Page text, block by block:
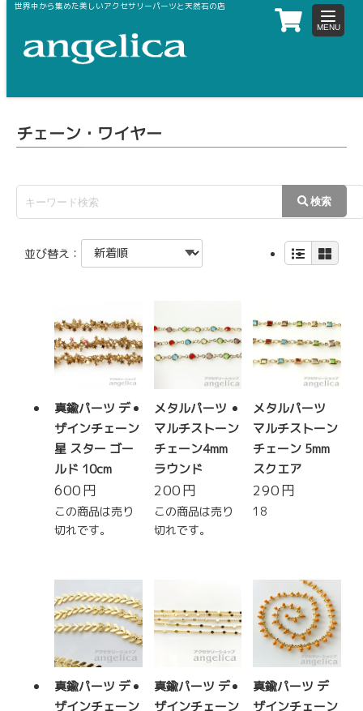
世界中から集めた美しいアクセサリーパーツと天然石の店
toggle
チェーン・ワイヤー
並び替え：
真鍮パーツ デ
ザインチェーン
星 スター ゴー
ルド 10cm
600円
この商品は売り
切れです。
メタルパーツ
マルチストーン
チェーン4mm
ラウンド
200円
この商品は売り
切れです。
メタルパーツ
マルチストーン
チェーン 5mm
スクエア
290円
18
真鍮パーツ デ
ザインチェーン
真鍮パーツ デ
ザインチェーン
真鍮パーツ デ
ザインチェーン